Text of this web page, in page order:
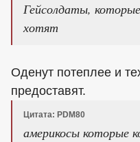
Гейсолдаты,
хотят
Оденут потеплее и
предоставят.
Цитата: PDM80
америкосы которые